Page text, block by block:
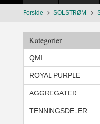
Forside SOLSTRØM
Kategorier
QMI
ROYAL PURPLE
AGGREGATER
TENNINGSDELER